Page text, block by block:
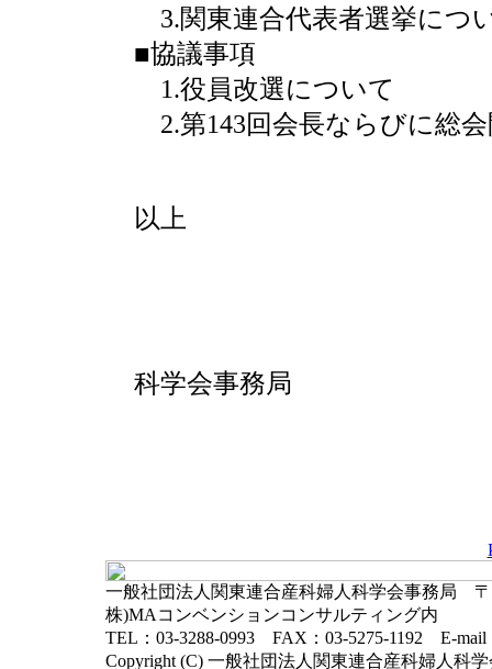
3.関東連合代表者選挙につ
■協議事項
1.役員改選について
2.第143回会長ならびに総
以上
科学会事務局
一般社団法人関東連合産科婦人科学会事務局 〒
株)MAコンベンションコンサルティング内
TEL：03-3288-0993 FAX：03-5275-1192 E-mail
Copyright (C) 一般社団法人関東連合産科婦人科